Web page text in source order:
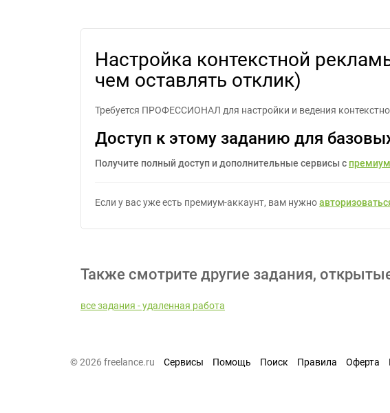
Настройка контекстной
чем оставлять отклик)
Требуется ПРОФЕССИОНАЛ для настройки и ведения
Доступ к этому заданию для
Получите полный доступ и дополнительные сервисы с
Если у вас уже есть премиум-аккаунт, вам нужно
Также смотрите другие задания,
все задания - удаленная работа
© 2026 freelance.ru Сервисы Помощь Поиск Правила Оферта